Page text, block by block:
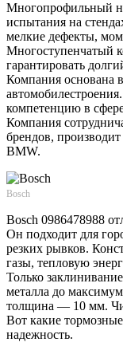
Многопрофильный
испытания на
мелкие дефекты,
Многоступенчатый
гарантировать
Компания основана
компетенцию в
Компания
брендов,
BMW.
Bosch
Bosch 0986478988
Он подходит для
резких рывков.
газы, тепловую
Только
металла до
толщина — 10 мм.
Вот какие
надежность.